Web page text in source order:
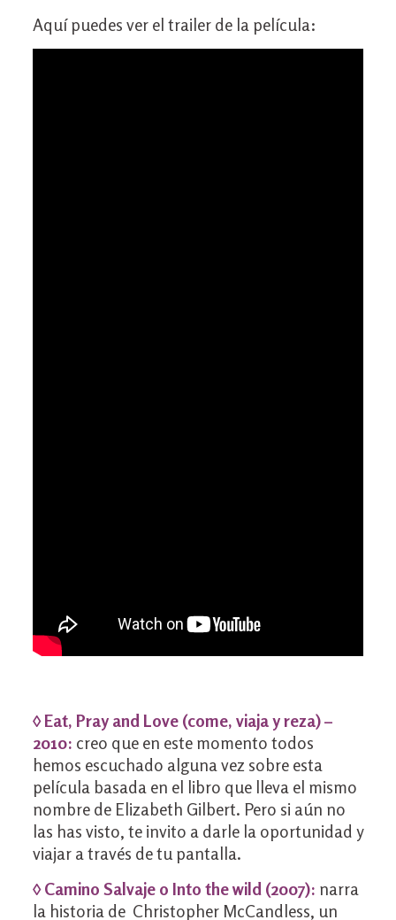
Aquí puedes ver el trailer de la película:
◊ Eat, Pray and Love (come, viaja y reza) –
2010: creo que en este momento todos
hemos escuchado alguna vez sobre esta
película basada en el libro que lleva el mismo
nombre de Elizabeth Gilbert. Pero si aún no
las has visto, te invito a darle la oportunidad y
viajar a través de tu pantalla.
◊ Camino Salvaje o Into the wild (2007): narra
la historia de Christopher McCandless, un